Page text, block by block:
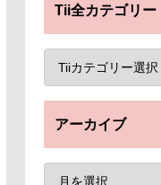
Tii全カテゴリー
アーカイブ